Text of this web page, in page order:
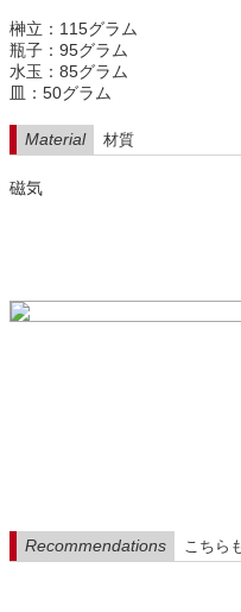
榊立：115グラム
瓶子：95グラム
水玉：85グラム
皿：50グラム
Material 材質
磁気
Recommendations こちら